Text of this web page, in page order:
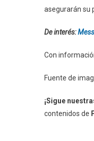
asegurarán su
De interés:
Con
Fuente de
¡Sigue
contenidos de